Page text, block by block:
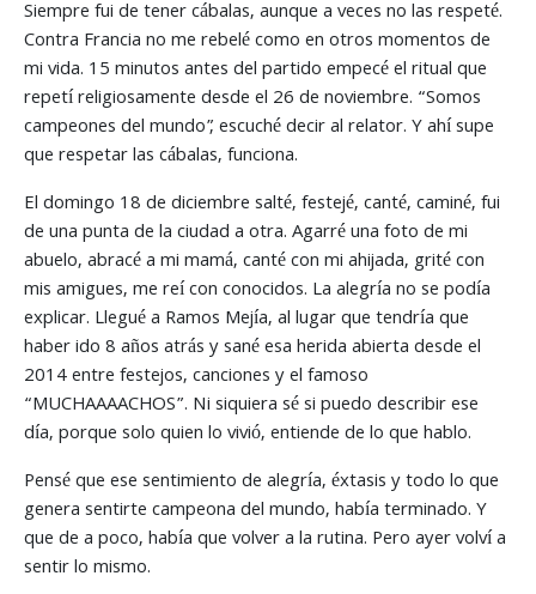
Siempre fui de tener cábalas, aunque a veces no las respeté.
Contra Francia no me rebelé como en otros momentos de
mi vida. 15 minutos antes del partido empecé el ritual que
repetí religiosamente desde el 26 de noviembre. “Somos
campeones del mundo”, escuché decir al relator. Y ahí supe
que respetar las cábalas, funciona.
El domingo 18 de diciembre salté, festejé, canté, caminé, fui
de una punta de la ciudad a otra. Agarré una foto de mi
abuelo, abracé a mi mamá, canté con mi ahijada, grité con
mis amigues, me reí con conocidos. La alegría no se podía
explicar. Llegué a Ramos Mejía, al lugar que tendría que
haber ido 8 años atrás y sané esa herida abierta desde el
2014 entre festejos, canciones y el famoso
“MUCHAAAACHOS”. Ni siquiera sé si puedo describir ese
día, porque solo quien lo vivió, entiende de lo que hablo.
Pensé que ese sentimiento de alegría, éxtasis y todo lo que
genera sentirte campeona del mundo, había terminado. Y
que de a poco, había que volver a la rutina. Pero ayer volví a
sentir lo mismo.